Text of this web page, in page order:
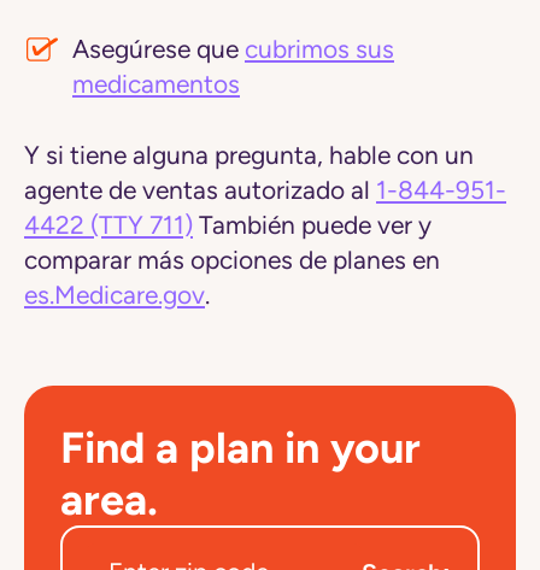
Asegúrese que cubrimos sus
medicamentos
Y si tiene alguna pregunta, hable con un
agente de ventas autorizado al 1-844-951-
4422 (TTY 711) También puede ver y
comparar más opciones de planes en
es.Medicare.gov.
Find a plan in your
area.